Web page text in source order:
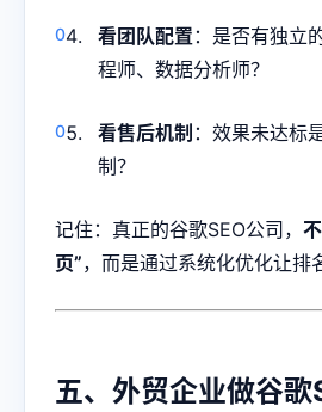
看团队配置 ：是否有独立
程师、数据分析师？
看售后机制 ：效果未达标
制？
记住：真正的谷歌SEO公司，
页”，而是通过系统化优化让排
五、外贸企业做谷歌